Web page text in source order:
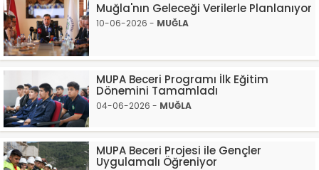
Muğla'nın Geleceği Verilerle Planlanıyor
10-06-2026 - MUĞLA
MUPA Beceri Programı İlk Eğitim
Dönemini Tamamladı
04-06-2026 - MUĞLA
MUPA Beceri Projesi ile Gençler
Uygulamalı Öğreniyor